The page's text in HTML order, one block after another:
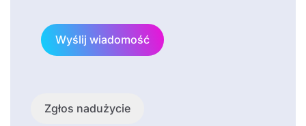
Wyślij wiadomość
Zgłos nadużycie